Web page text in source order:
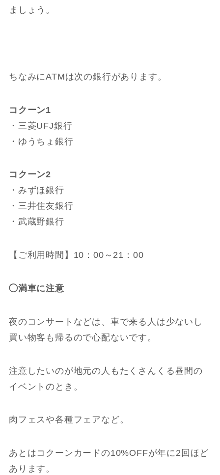
ましょう。
ちなみにATMは次の銀行があります。
コクーン1
・三菱UFJ銀行
・ゆうちょ銀行
コクーン2
・みずほ銀行
・三井住友銀行
・武蔵野銀行
【ご利用時間】10：00～21：00
◯満車に注意
夜のコンサートなどは、車で来る人は少ないし
買い物客も帰るので心配ないです。
注意したいのが地元の人もたくさんくる昼間の
イベントのとき。
肉フェスや各種フェアなど。
あとはコクーンカードの10%OFFが年に2回ほど
あります。